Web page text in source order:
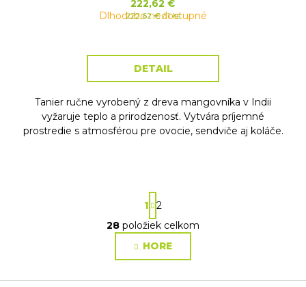
Dlhodobo nedostupné
222,62 €
Jednotková
222,62 € / 1 ks
DETAIL
Tanier ručne vyrobený z dreva mangovníka v Indii
vyžaruje teplo a prirodzenosť. Vytvára príjemné
prostredie s atmosférou pre ovocie, sendviče aj koláče.
O
v
l
á
S
t
r
á
n
k
1
2
28 položiek celkom
HORE